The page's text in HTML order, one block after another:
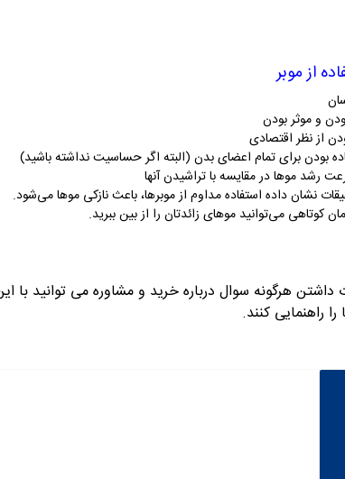
از موبر
و موثر بودن
از نظر اقتصادی
بودن برای تمام اعضای بدن (البته اگر حساسیت نداشته باشید)
رشد موها در مقایسه با تراشیدن آنها
نشان داده استفاده مداوم از موبرها، باعث نازکی موها می‌شود.
کوتاهی می‌توانید موهای زائدتان را از بین ببرید.
هرگونه سوال درباره خرید و مشاوره می توانید با این شماره ها
را راهنمایی کنند.